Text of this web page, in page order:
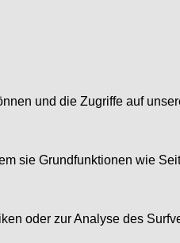
und die Zugriffe auf
sie Grundfunktionen wie
oder zur Analyse des